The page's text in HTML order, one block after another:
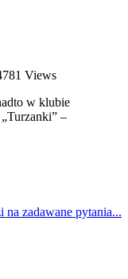
Views
w klubie
–
na zadawane pytania...